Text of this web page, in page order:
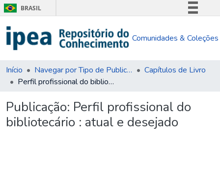
BRASIL
Comunica BR
Acesso à informação
Comunidades & Coleções
Início Navegar por Tipo de Publicação
Capítulos de Livro
Perfil profissional do bibliotecário : atual e desejado
Publicação: Perfil profissional do
bibliotecário : atual e desejado